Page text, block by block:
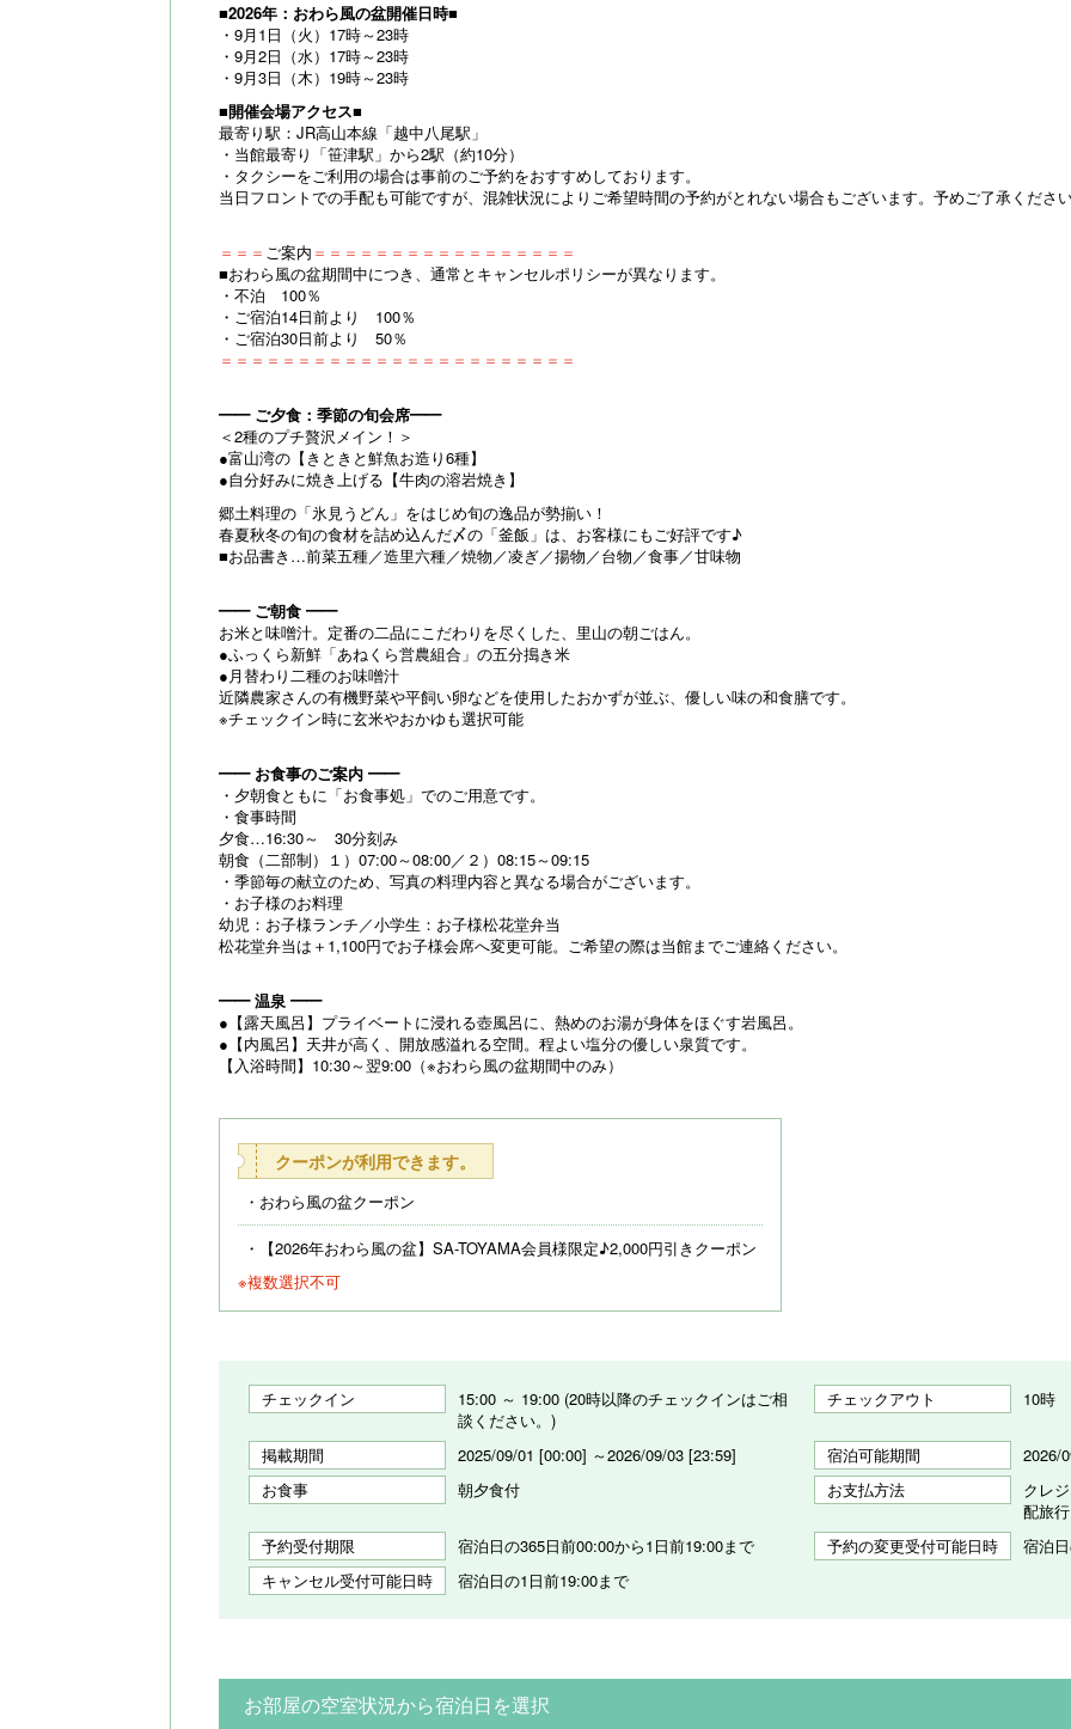
■2026年：おわら風の盆開催日時■
・9月1日（火）17時～23時
・9月2日（水）17時～23時
・9月3日（木）19時～23時
■開催会場アクセス■
最寄り駅：JR高山本線「越中八尾駅」
・当館最寄り「笹津駅」から2駅（約10分）
・タクシーをご利用の場合は事前のご予約をおすすめしております。
当日フロントでの手配も可能ですが、混雑状況によりご希望時間の予約がとれない場合もございます。予めご了承くださ
＝＝＝ ご案内 ＝＝＝＝＝＝＝＝＝＝＝＝＝＝＝＝＝
■おわら風の盆期間中につき、通常とキャンセルポリシーが異なります。
・不泊 100％
・ご宿泊14日前より 100％
・ご宿泊30日前より 50％
＝＝＝＝＝＝＝＝＝＝＝＝＝＝＝＝＝＝＝＝＝＝＝
━━ ご夕食：季節の旬会席━━
＜2種のプチ贅沢メイン！＞
●富山湾の【きときと鮮魚お造り6種】
●自分好みに焼き上げる【牛肉の溶岩焼き】
郷土料理の「氷見うどん」をはじめ旬の逸品が勢揃い！
春夏秋冬の旬の食材を詰め込んだ〆の「釜飯」は、お客様にもご好評です♪
■お品書き…前菜五種／造里六種／焼物／凌ぎ／揚物／台物／食事／甘味物
━━ ご朝食 ━━
お米と味噌汁。定番の二品にこだわりを尽くした、里山の朝ごはん。
●ふっくら新鮮「あねくら営農組合」の五分搗き米
●月替わり二種のお味噌汁
近隣農家さんの有機野菜や平飼い卵などを使用したおかずが並ぶ、優しい味の和食膳です。
※チェックイン時に玄米やおかゆも選択可能
━━ お食事のご案内 ━━
・夕朝食ともに「お食事処」でのご用意です。
・食事時間
夕食…16:30～ 30分刻み
朝食（二部制）１）07:00～08:00／２）08:15～09:15
・季節毎の献立のため、写真の料理内容と異なる場合がございます。
・お子様のお料理
幼児：お子様ランチ／小学生：お子様松花堂弁当
松花堂弁当は＋1,100円でお子様会席へ変更可能。ご希望の際は当館までご連絡ください。
━━ 温泉 ━━
●【露天風呂】プライベートに浸れる壺風呂に、熱めのお湯が身体をほぐす岩風呂。
●【内風呂】天井が高く、開放感溢れる空間。程よい塩分の優しい泉質です。
【入浴時間】10:30～翌9:00（※おわら風の盆期間中のみ）
クーポンが利用できます。
おわら風の盆クーポン
【2026年おわら風の盆】SA-TOYAMA会員様限定♪2,000円引きクーポン
※複数選択不可
チェックイン
15:00 ～ 19:00 (20時以降のチェックインはご相
談ください。)
チェックアウト 10時
掲載期間 2025/09/01 [00:00] ～2026/09/03 [23:59] 宿泊可能期間
2026/
お食事
朝夕食付 お支払方法
クレ
配旅
予約受付期限
宿泊日の365日前00:00から1日前19:00まで 予約の変更受付可能日時
宿泊
キャンセル受付可能日時
宿泊日の1日前19:00まで
お部屋の空室状況から宿泊日を選択